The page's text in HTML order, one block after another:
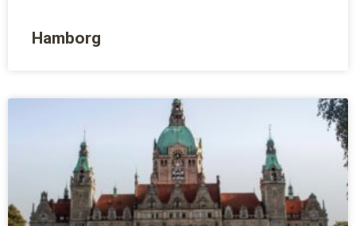
Hamborg